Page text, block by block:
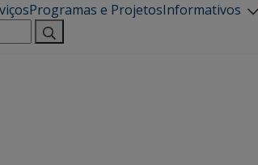
Programas e ProjetosInformativos